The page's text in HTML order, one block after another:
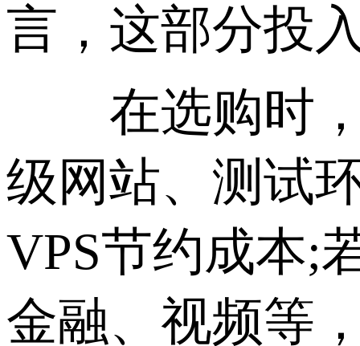
言，这部分投
在选购时，
级网站、测试
VPS节约成本;
金融、视频等